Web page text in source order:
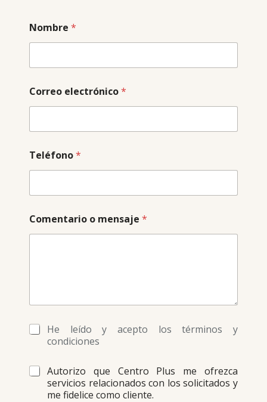
Nombre *
Correo electrónico*
Teléfono*
Comentario o mensaje *
*
He leído y acepto los términos y
condiciones
*
Autorizo que Centro Plus me ofrezca
servicios relacionados con los solicitados y
me fidelice como cliente.